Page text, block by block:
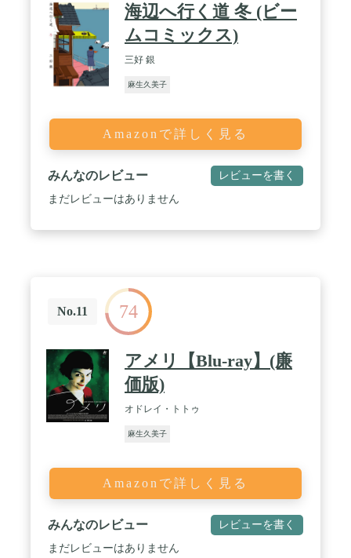
海辺へ行く道 冬 (ビー
ムコミックス)
三好 銀
麻生久美子
Amazonで詳しく見る
みんなのレビュー レビューを書く
まだレビューはありません
No.11 74
アメリ【Blu-ray】(廉
価版)
オドレイ・トトゥ
麻生久美子
Amazonで詳しく見る
みんなのレビュー レビューを書く
まだレビューはありません